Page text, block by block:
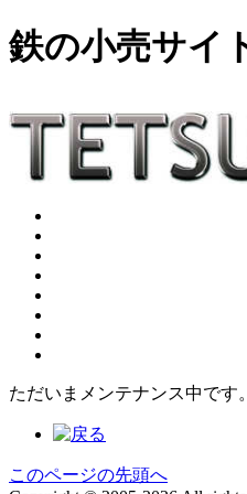
鉄の小売サイ
ただいまメンテナンス中です。
このページの先頭へ